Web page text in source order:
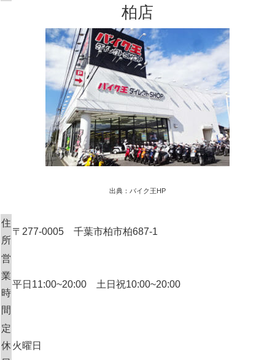
柏店
出典：バイク王HP
住
所
〒277-0005 千葉市柏市柏687-1
営
業
時
間
平日11:00~20:00 土日祝10:00~20:00
定
休火曜日